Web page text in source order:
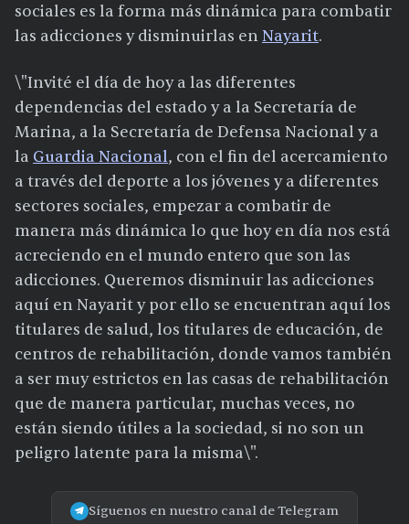
sociales es la forma más dinámica para combatir
las adicciones y disminuirlas enNayarit.
\"Invité el día de hoy a las diferentes
dependencias del estado y a la Secretaría de
Marina, a la Secretaría de Defensa Nacional y a
la Guardia Nacional, con el fin del acercamiento
a través del deporte a los jóvenes y a diferentes
sectores sociales, empezar a combatir de
manera más dinámica lo que hoy en día nos está
acreciendo en el mundo entero que son las
adicciones. Queremos disminuir las adicciones
aquí en Nayarit y por ello se encuentran aquí los
titulares de salud, los titulares de educación, de
centros de rehabilitación, donde vamos también
a ser muy estrictos en las casas de rehabilitación
que de manera particular, muchas veces, no
están siendo útiles a la sociedad, si no son un
peligro latente para la misma\".
Síguenos en nuestro canal de Telegram